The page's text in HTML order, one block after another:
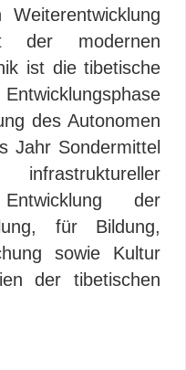
der modernen
ist die tibetische
des Autonomen
Jahr Sondermittel
der
für Bildung,
sowie Kultur
der tibetischen